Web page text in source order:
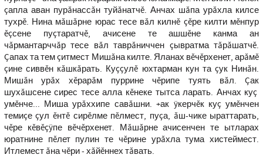
çапла аван пурăнассăн туйăнатчĕ. Анчах шăпа урăхла килсе
тухрĕ. Нина мăшăрне юрас тесе вăл килнĕ çĕре килти мĕнпур
ĕçсене пуçтаратчĕ, ачисене те ашшĕне канма ан
чăрмантарччăр тесе вăл таврăниччен çывратма тăрăшатчĕ.
Çапах та тем çитмест Мишăна килте. Яланах вĕчĕрхенет, арăмĕ
çине сиввĕн кăшкăрать. Куççулĕ юхтарман кун та çук Нинăн.
Мишăн урăх хĕрарăм пуррине чĕрипе туять вăл. Çак
шухăшсене сирес тесе алла кĕнеке тытса ларать. Анчах куç
умĕнче... Миша урăххипе савăшни. +ак ÿкерчĕк куç умĕнчен
темиçе çул ĕнтĕ сирĕлме пĕлмест, пуçа, ăш-чике ыраттарать,
чĕре кĕвĕçÿпе вĕчĕрхенет. Мăшăрне ачисенчен те ытларах
юратнине пĕлет пулин те чĕрине урăхла тума хистеймест.
Итлемест ăна чĕри - хăйĕннех тăвать.